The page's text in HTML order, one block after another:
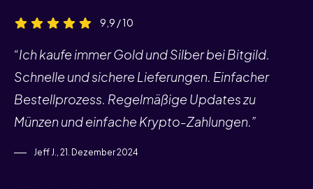
9,9 / 10
“Ich kaufe immer Gold und Silber bei Bitgild.
Schnelle und sichere Lieferungen. Einfacher
Bestellprozess. Regelmäßige Updates zu
Münzen und einfache Krypto-Zahlungen.”
Jeff J., 21. Dezember 2024